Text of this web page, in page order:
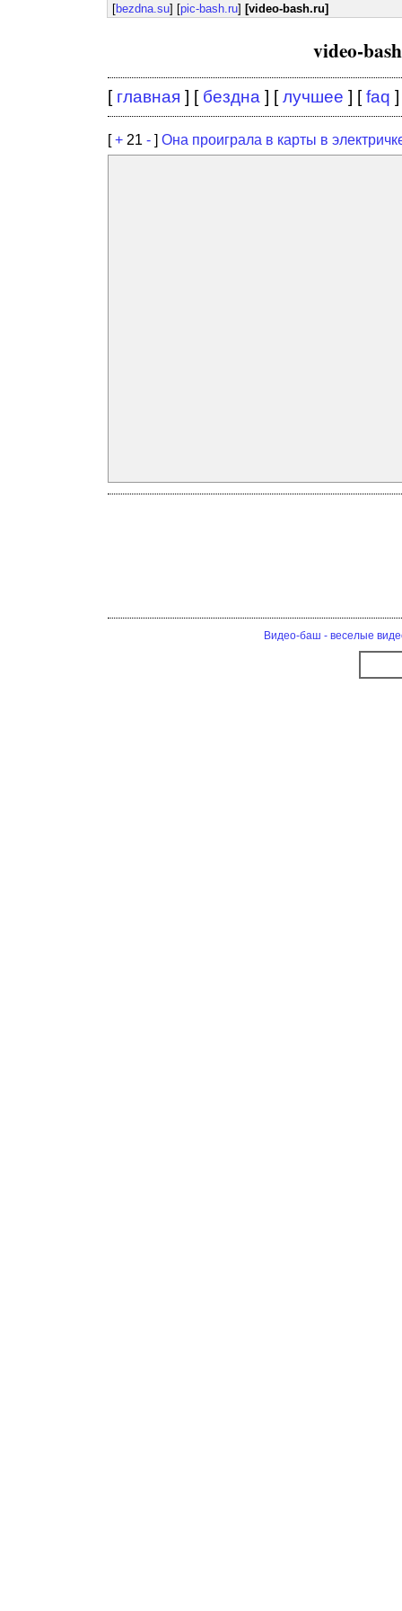
[bezdna.su] [pic-bash.ru] [video-bash.ru]
video-
[ главная ] [ бездна ] [лучшее ] [faq ]
[+ 21 - ] Она проиграла в карты в
Видео-баш - веселые